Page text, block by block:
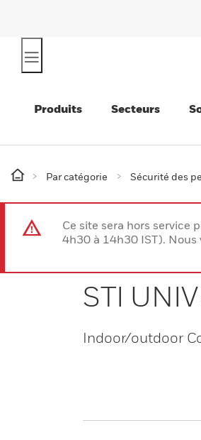
Produits Secteurs
Par catégorie Sécurité des
Ce site sera hors service
4h30 à 14h30 IST).
STI
Indoor/outdoor